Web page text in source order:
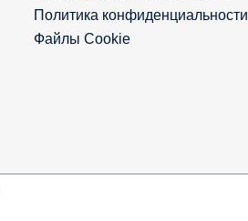
Политика конфиденциальности
Файлы Cookie